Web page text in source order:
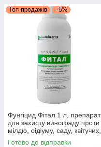
Топ продажів –5%
Фунгіцид Фітал 1 л, препарат
для захисту винограду проти
мілдю, оідіуму, саду, квітучих,
газону
Готово до відправки